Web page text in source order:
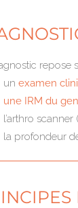
repose
un examen
une IRM du
l’arthro
la profondeur